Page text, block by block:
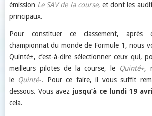
émission Le SAV de la course, et dont les
principaux.
Pour constituer ce classement, après
championnat du monde de Formule 1, nous
Quinté±, c’est-à-dire sélectionner ceux qui,
meilleurs pilotes de la course, le
Quinté+,
le Quinté-. Pour ce faire, il vous suffit
dessous. Vous avez jusqu’à ce lundi 19
cela.